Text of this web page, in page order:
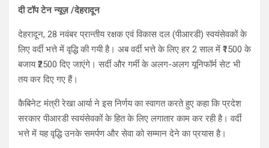
दी टॉप टेन न्यूज़ /देहरादून
देहरादून, 28 नवंबर प्रान्तीय रक्षक एवं विकास दल (पीआरडी) स्वयंसेवकों के
लिए वर्दी भत्ते में वृद्धि की गयी है। अब वर्दी भत्ते के लिए हर 2 साल में ₹1500 के
बजाय ₹2500 दिए जाएंगे। सर्दी और गर्मी के अलग-अलग यूनिफॉर्म सेट भी
तय कर दिए गए हैं।
कैबिनेट मंत्री रेखा आर्या ने इस निर्णय का स्वागत करते हुए कहा कि प्रदेश
सरकार पीआरडी स्वयंसेवकों के हित के लिए लगातार काम कर रही है। वर्दी
भत्ते में यह वृद्धि उनके समर्पण और सेवा को सम्मान देने का प्रयास है।